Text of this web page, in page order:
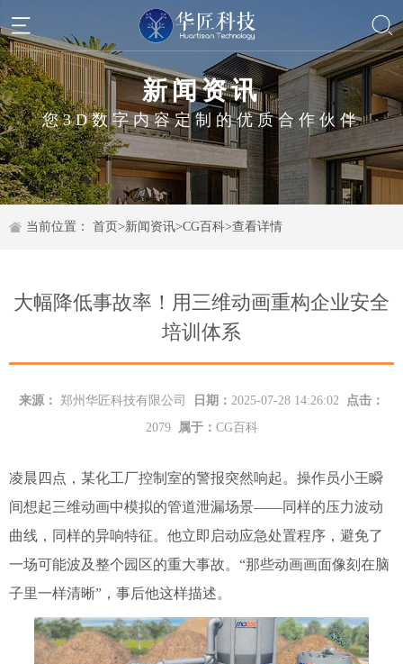
新闻资讯
您3D数字内容定制的优质合作伙伴
当前位置： 首页>新闻资讯>CG百科>查看详情
大幅降低事故率！用三维动画重构企业安全
培训体系
来源： 郑州华匠科技有限公司 日期： 2025-07-28 14:26:02
点击：
2079
属于： CG百科
凌晨四点，某化工厂控制室的警报突然响起。操作员小王瞬
间想起三维动画中模拟的管道泄漏场景——同样的压力波动
曲线，同样的异响特征。他立即启动应急处置程序，避免了
一场可能波及整个园区的重大事故。“那些动画画面像刻在脑
子里一样清晰”，事后他这样描述。